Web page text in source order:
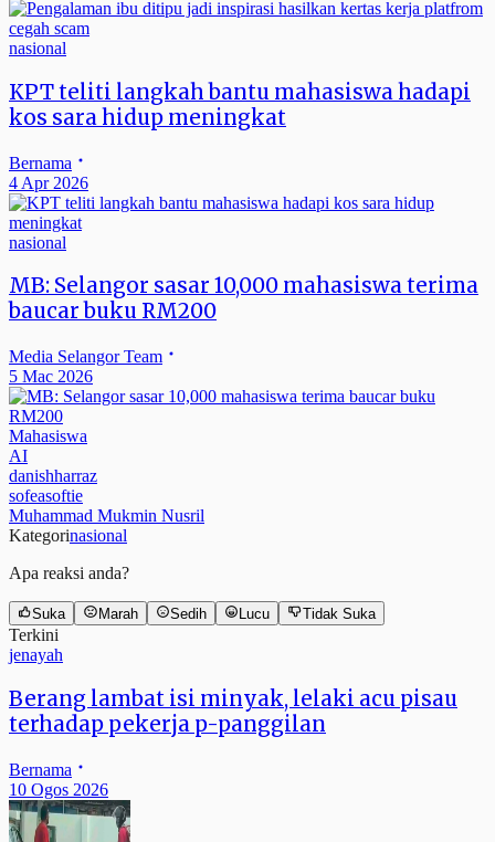
nasional
KPT teliti langkah bantu mahasiswa hadapi
kos sara hidup meningkat
Bernama
4 Apr 2026
nasional
MB: Selangor sasar 10,000 mahasiswa terima
baucar buku RM200
Media Selangor Team
5 Mac 2026
Mahasiswa
AI
danishharraz
sofeasoftie
Muhammad Mukmin Nusril
Kategorinasional
Apa reaksi anda?
Suka Marah Sedih Lucu Tidak Suka
Terkini
jenayah
Berang lambat isi minyak, lelaki acu pisau
terhadap pekerja p-panggilan
Bernama
10 Ogos 2026